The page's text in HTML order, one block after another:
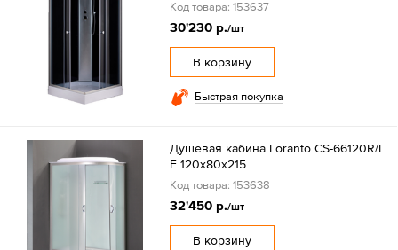
Код товара: 153637
30'230 р./шт
В корзину
Быстрая покупка
Душевая кабина Loranto CS-66120R/L
F 120х80х215
Код товара: 153638
32'450 р./шт
В корзину